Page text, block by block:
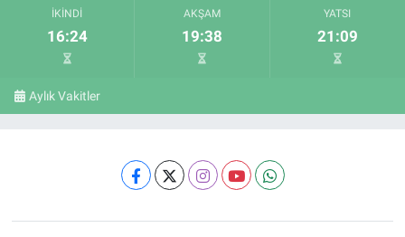
İKINDI
16:24
AKŞAM
19:38
YATSI
21:09
Aylık Vakitler